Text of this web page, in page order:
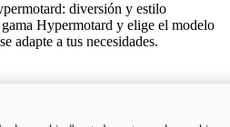
diversión y estilo
Hypermotard y elige el modelo
adapte a tus necesidades.
hp
Potencia